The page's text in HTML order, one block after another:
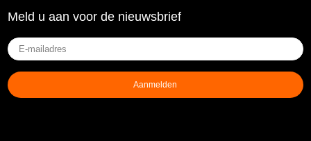
Meld u aan voor de nieuwsbrief
E-
mailadres(Vereist)
Aanmelden